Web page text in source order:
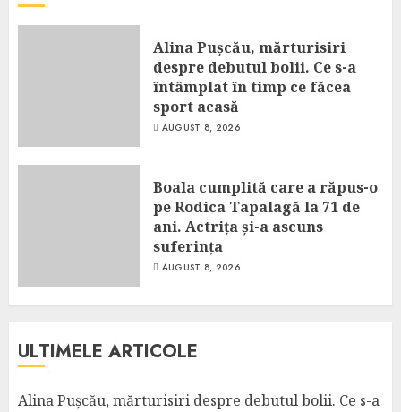
Alina Pușcău, mărturisiri
despre debutul bolii. Ce s-a
întâmplat în timp ce făcea
sport acasă
AUGUST 8, 2026
Boala cumplită care a răpus-o
pe Rodica Tapalagă la 71 de
ani. Actrița și-a ascuns
suferința
AUGUST 8, 2026
ULTIMELE ARTICOLE
Alina Pușcău, mărturisiri despre debutul bolii. Ce s-a